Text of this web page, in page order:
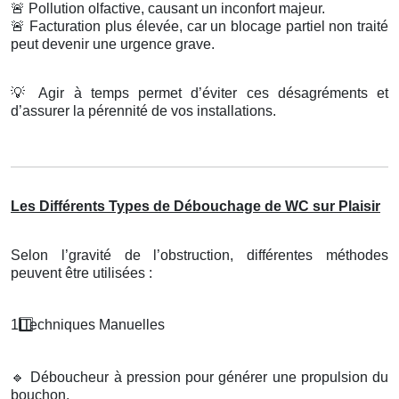
🚨 Pollution olfactive, causant un inconfort majeur.
🚨 Facturation plus élevée, car un blocage partiel non traité
peut devenir une urgence grave.
💡
Agir à temps permet d’éviter ces désagréments et
d’assurer la pérennité de vos installations.
Les Différents Types de Débouchage de WC sur Plaisir
Selon l’gravité de l’obstruction, différentes méthodes
peuvent être utilisées :
1️ Techniques Manuelles
🔹
Déboucheur à pression pour générer une propulsion du
bouchon.